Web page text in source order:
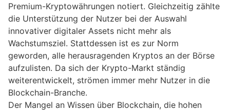
Premium-Kryptowährungen notiert. Gleichzeitig zählte
die Unterstützung der Nutzer bei der Auswahl
innovativer digitaler Assets nicht mehr als
Wachstumsziel. Stattdessen ist es zur Norm
geworden, alle herausragenden Kryptos an der Börse
aufzulisten. Da sich der Krypto-Markt ständig
weiterentwickelt, strömen immer mehr Nutzer in die
Blockchain-Branche.
Der Mangel an Wissen über Blockchain, die hohen